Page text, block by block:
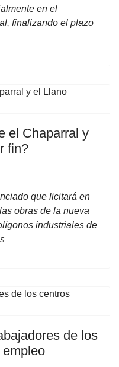
en el
finalizando el plazo
el Chaparral y
fin?
que licitará en
obras de la nueva
industriales de
de los